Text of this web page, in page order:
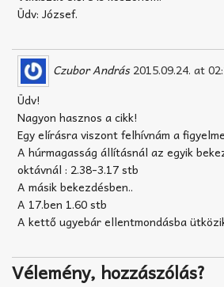
Üdv: József.
Czubor András 2015.09.24. at
Üdv!
Nagyon hasznos a cikk!
Egy elírásra viszont felhívnám a
A húrmagasság állításnál az egyik
oktávnál : 2.38-3.17 stb
A másik bekezdésben..
A 17.ben 1.60 stb
A kettő ugyebár ellentmondásba
Vélemény, hozzászólás?